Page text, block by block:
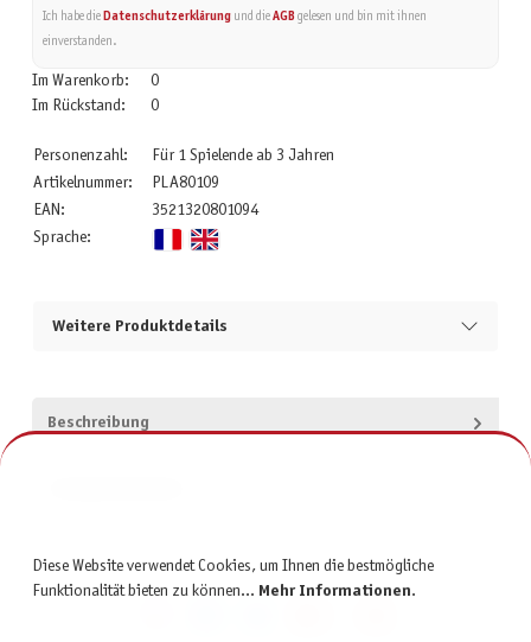
Ich habe die Datenschutzerklärungund die AGBgelesen und bin mit ihnen
einverstanden.
Im Warenkorb:
0
Im Rückstand:
0
Personenzahl:
Für 1 Spielende ab 3 Jahren
Artikelnummer:
PLA80109
EAN:
3521320801094
Sprache:
Weitere Produktdetails
Beschreibung
Diese Website verwendet Cookies, um Ihnen die bestmögliche
Funktionalität bieten zu können... Mehr Informationen.